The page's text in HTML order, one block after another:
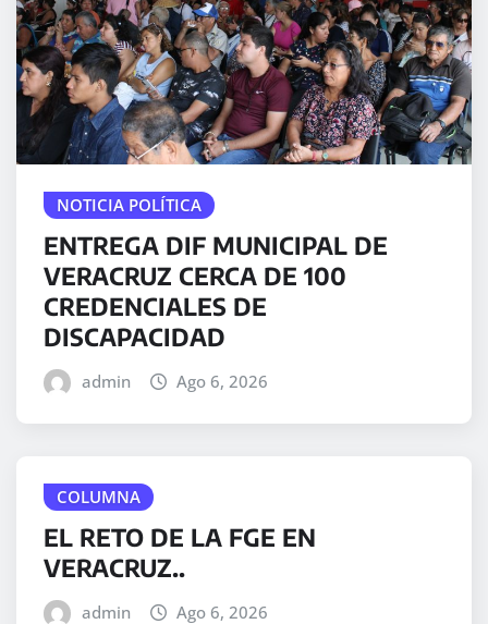
NOTICIA POLÍTICA
ENTREGA DIF MUNICIPAL DE
VERACRUZ CERCA DE 100
CREDENCIALES DE
DISCAPACIDAD
admin Ago 6, 2026
COLUMNA
EL RETO DE LA FGE EN
VERACRUZ..
admin Ago 6, 2026